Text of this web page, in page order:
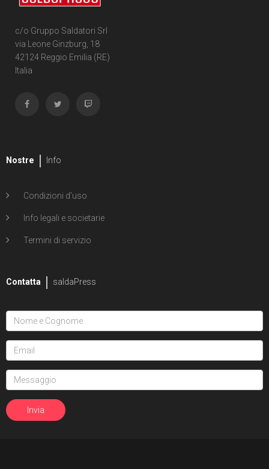
c/o Gruppo Saldatori Srl
via Leone Ginzburg, 18
42124 Reggio Emilia (RE)
Italia
Nostre Info
Condizioni d'uso
Info legali e societarie
Termini di servizio
Contatta saldaPress